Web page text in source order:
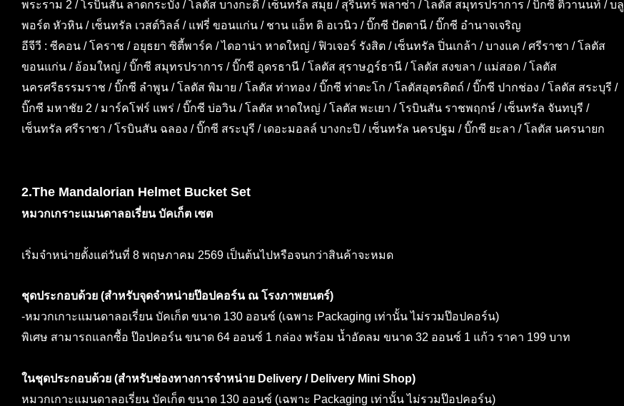
พระราม 2 / โรบินสัน ลาดกระบัง / โลตัส บางกะดี / เซ็นทรัล สมุย / สุรินทร์ พลาซ่า / โลตัส สมุทรปราการ / บิ๊กซี ติวานนท์ / บลู
พอร์ต หัวหิน / เซ็นทรัล เวสต์วิลล์ / แฟรี่ ขอนแก่น / ชาน แอ็ท ดิ อเวนิว / บิ๊กซี ปัตตานี / บิ๊กซี อำนาจเจริญ
อีจีวี : ซีคอน / โคราช / อยุธยา ซิตี้พาร์ค / ไดอาน่า หาดใหญ่ / ฟิวเจอร์ รังสิต / เซ็นทรัล ปิ่นเกล้า / บางแค / ศรีราชา / โลตัส
ขอนแก่น / อ้อมใหญ่ / บิ๊กซี สมุทรปราการ / บิ๊กซี อุดรธานี / โลตัส สุราษฎร์ธานี / โลตัส สงขลา / แม่สอด / โลตัส
นครศรีธรรมราช / บิ๊กซี ลำพูน / โลตัส พิมาย / โลตัส ท่าทอง / บิ๊กซี ท่าตะโก / โลตัสอุตรดิตถ์ / บิ๊กซี ปากช่อง / โลตัส สระบุรี /
บิ๊กซี มหาชัย 2 / มาร์คโฟร์ แพร่ / บิ๊กซี บ่อวิน / โลตัส หาดใหญ่ / โลตัส พะเยา / โรบินสัน ราชพฤกษ์ / เซ็นทรัล จันทบุรี /
เซ็นทรัล ศรีราชา / โรบินสัน ฉลอง / บิ๊กซี สระบุรี / เดอะมอลล์ บางกะปิ / เซ็นทรัล นครปฐม / บิ๊กซี ยะลา / โลตัส นครนายก
2.The Mandalorian Helmet Bucket Set
หมวกเกราะแมนดาลอเรี่ยน บัคเก็ต เซต
เริ่มจำหน่ายตั้งแต่วันที่ 8 พฤษภาคม 2569 เป็นต้นไปหรือจนกว่าสินค้าจะหมด
ชุดประกอบด้วย (สำหรับจุดจำหน่ายป๊อปคอร์น ณ โรงภาพยนตร์)
-หมวกเกาะแมนดาลอเรี่ยน บัคเก็ต ขนาด 130 ออนซ์ (เฉพาะ Packaging เท่านั้น ไม่รวมป๊อปคอร์น)
พิเศษ สามารถแลกซื้อ ป๊อปคอร์น ขนาด 64 ออนซ์ 1 กล่อง พร้อม น้ำอัดลม ขนาด 32 ออนซ์ 1 แก้ว ราคา 199 บาท
ในชุดประกอบด้วย (สำหรับช่องทางการจำหน่าย Delivery / Delivery Mini Shop)
หมวกเกาะแมนดาลอเรี่ยน บัคเก็ต ขนาด 130 ออนซ์ (เฉพาะ Packaging เท่านั้น ไม่รวมป๊อปคอร์น)